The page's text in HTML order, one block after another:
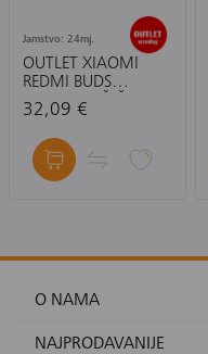
Jamstvo: 24mj.
OUTLET XIAOMI
REDMI BUDS
6:BIJELA-BEŽIČNE
SLUŠALICE
32,09 €
O NAMA
NAJPRODAVANIJE